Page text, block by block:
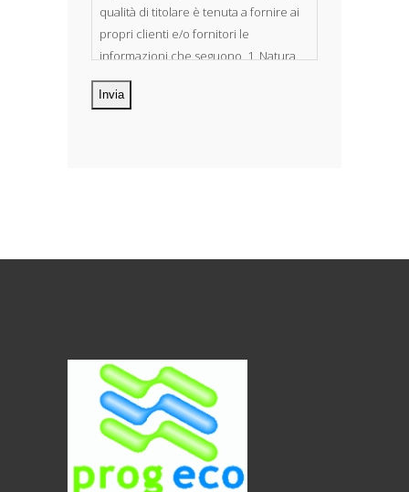
qualità di titolare è tenuta a fornire ai
propri clienti e/o fornitori le
informazioni che seguono. 1. Natura
dei dati personali Costituiscono
oggetto di trattamento i Suoi dati
convinzioni religiose, filosofiche o di
altro genere, le opinioni politiche,
l’adesione a partiti, sindacati,
associazioni od organizzazioni a
carattere religioso, filosofico, politico o
sindacale, nonché i dati personali